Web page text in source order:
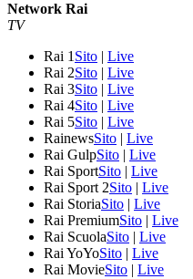
Network Rai
TV
Rai 1 Sito | Live
Rai 2Sito | Live
Rai 3Sito | Live
Rai 4Sito | Live
Rai 5Sito | Live
RainewsSito | Live
Rai GulpSito | Live
Rai SportSito | Live
Rai Sport 2Sito | Live
Rai StoriaSito | Live
Rai PremiumSito | Live
Rai ScuolaSito | Live
Rai YoYoSito | Live
Rai MovieSito | Live